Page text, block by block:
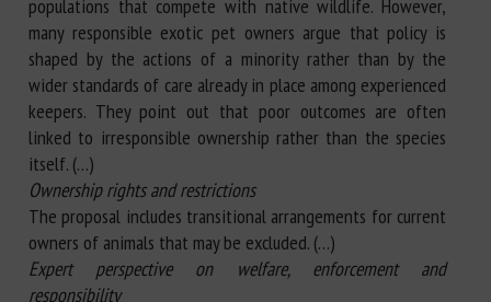
populations that compete with native wildlife. However,
many responsible exotic pet owners argue that policy is
shaped by the actions of a minority rather than by the
wider standards of care already in place among experienced
keepers. They point out that poor outcomes are often
linked to irresponsible ownership rather than the species
itself. (…)
Ownership rights and restrictions
The proposal includes transitional arrangements for current
owners of animals that may be excluded. (…)
Expert perspective on welfare, enforcement and
responsibility